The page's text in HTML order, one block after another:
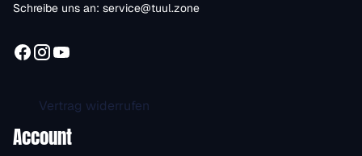
Schreibe uns an: service@tuul.zone
Vertrag widerrufen
Account